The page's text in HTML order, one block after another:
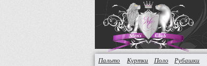
Пальто Куртки Поло Рубашки